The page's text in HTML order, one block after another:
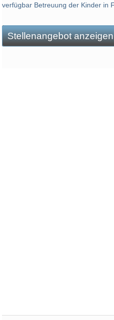
verfügbar Betreuung der Kinder in
Stellenangebot anzeigen